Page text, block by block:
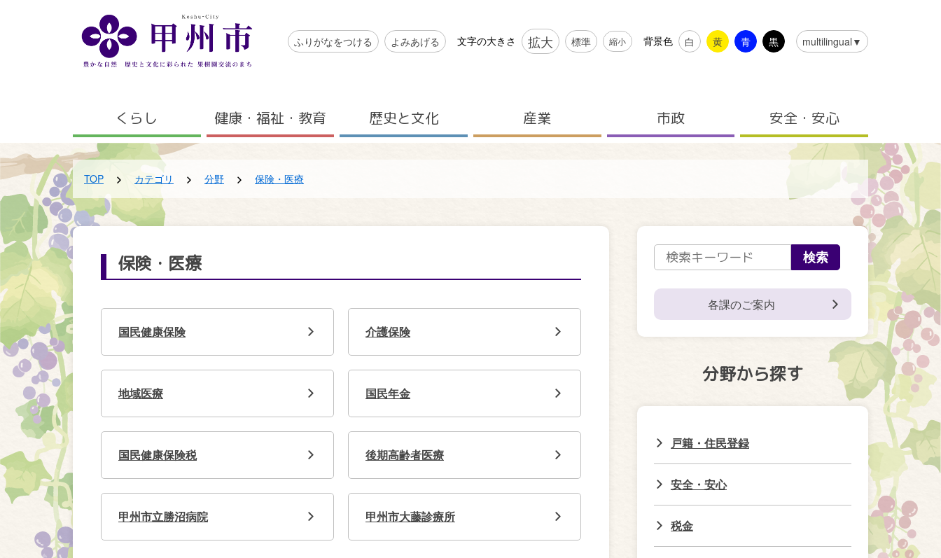
アクセシビリティツール
ふりがなをつける よみあげる 文字の大きさ 拡大 標準 縮小 背景色 白 黄 青 黒 multilingual▼
くらし 健康・福祉・教育 歴史と文化 産業 市政 安全・安心
TOP カテゴリ 分野 保険・医療
保険・医療
国民健康保険 介護保険
地域医療 国民年金
国民健康保険税 後期高齢者医療
甲州市立勝沼病院 甲州市大藤診療所
各課のご案内
分野から探す
戸籍・住民登録
安全・安心
税金